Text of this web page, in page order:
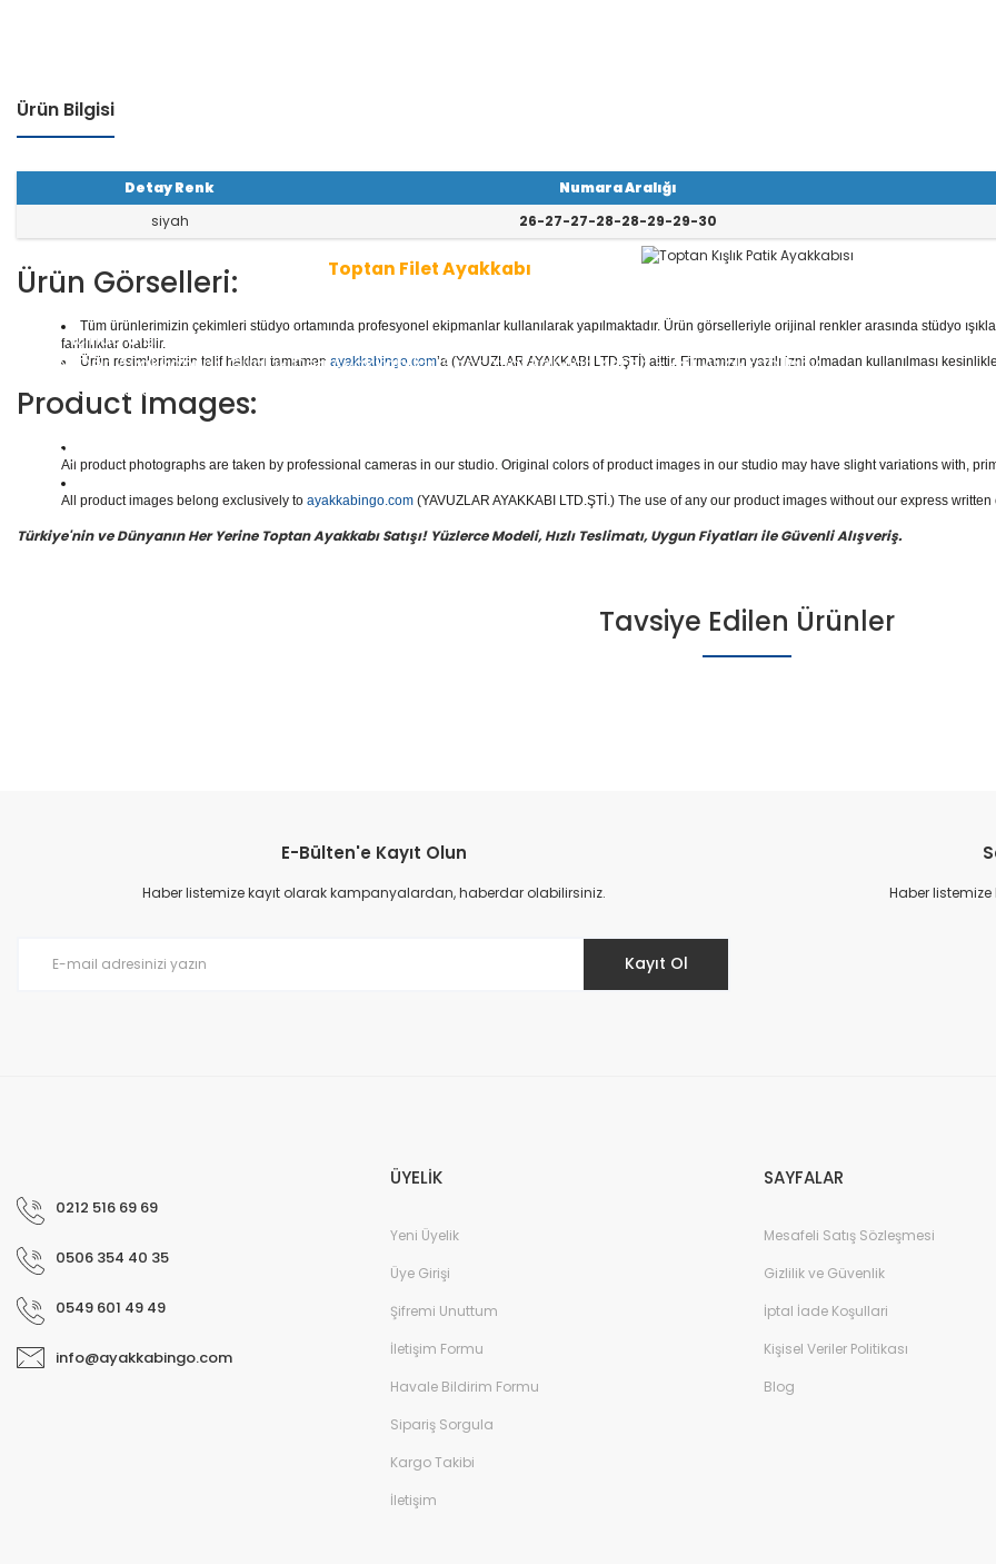
Ürün Bilgisi
Detay Renk Numara Aralığı
siyah
26-27-27-28-28-29-29-30
Toptan Filet Ayakkabı
1 seri içinde8çift ayakkabı bulunur. Toptan Filet Ayakkabı
kategorisinde; Botlar, Çizmeler, K
aliteli Deri Ayakkabılar, Günlük Deri Ayakkabılar, Spor Ayakkabılar, Keten - Kot Ayakkabılar v
e daha binlerce model filet ayakkabı mevcuttur.
Yüzlerce modeli, hızlı teslimatı, uygun
n doğru adresi Yavuzlar Ayakkabı!
Ürün Görselleri:
Tüm ürünlerimizin çekimleri stüdyo ortamında profesyonel ekipmanlar kullanılarak yapılmaktadır. Ürün görselleriyle orijinal renkler arasında stüdyo
farklılıklar olabilir.
Ürün resimlerimizin telif hakları tamamen ayakkabingo.com’a (YAVUZLAR AYAKKABI LTD.ŞTİ) aittir. Firmamızın yazılı izni olmadan kullanılması
Product Images:
All product photographs are taken by professional cameras in our studio. Original colors of product images in our studio may have slight variations with,
All product images belong exclusively to ayakkabingo.com (YAVUZLAR AYAKKABI LTD.ŞTİ.) The use of any our product images without our express
Türkiye'nin ve Dünyanın Her Yerine Toptan Ayakkabı Satışı! Yüzlerce Modeli, Hızlı Teslimatı, Uygun Fiyatları ile Güvenli Alışveriş.
Tavsiye Edilen Ürünler
Çocuk Spor Ayakkabı - Gri/Pembe
Çocuk Spor Ayakkabı - Beyaz/Pembe
Çocuk Spor Ayakkabı - Antrasit Siyah/Türüncü
Çocuk Spor Ayakkabı - Siyah/Beyaz
E-Bülten'e Kayıt Olun
Haber listemize kayıt olarak kampanyalardan, haberdar olabilirsiniz.
Kayıt Ol
Haber
0212 516 69 69
0506 354 40 35
0549 601 49 49
info@ayakkabingo.com
ÜYELİK
Yeni Üyelik
Üye Girişi
Şifremi Unuttum
İletişim Formu
Havale Bildirim Formu
Sipariş Sorgula
Kargo Takibi
İletişim
SAYFALAR
Mesafeli Satış Sözleşmesi
Gizlilik ve Güvenlik
İptal İade Koşullari
Kişisel Veriler Politikası
Blog